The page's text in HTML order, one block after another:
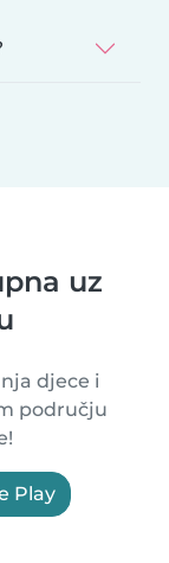
uz
djece i
području
Play